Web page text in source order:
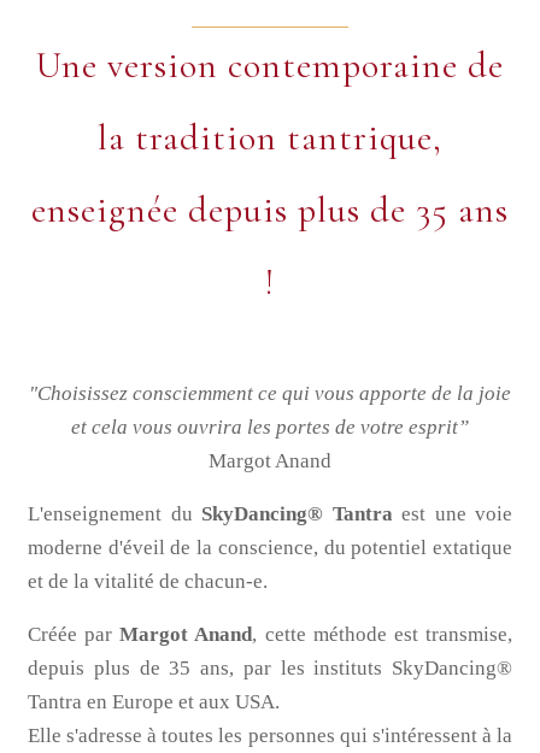
Une version contemporaine de
la tradition tantrique,
enseignée depuis plus de 35 ans
!
"Choisissez consciemment ce qui vous apporte de la joie
et cela vous ouvrira les portes de votre esprit”
Margot Anand
L'enseignement du SkyDancing® Tantra est une voie
moderne d'éveil de la conscience, du potentiel extatique
et de la vitalité de chacun-e.
Créée parMargot Anand, cette méthode est transmise,
depuis plus de 35 ans, par les instituts SkyDancing®
Tantra en Europe et aux USA.
Elle s'adresse à toutes les personnes qui s'intéressent à la